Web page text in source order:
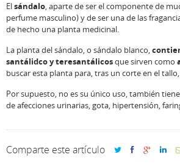
Elsándalo, aparte de ser el componente de
perfume masculino) y de ser una de las
de hecho una planta medicinal.
La planta del sándalo, o sándalo blanco,
santálidco y teresantálicosque sirven como
buscar esta planta para, tras un corte en el
Por supuesto, no es su único uso, también tiene
de afecciones urinarias, gota, hipertensión,
Comparte este artículo